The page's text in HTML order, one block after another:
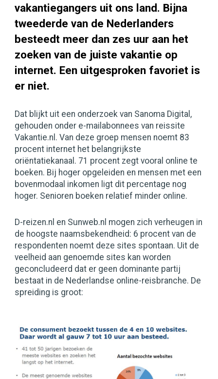
vakantiegangers uit ons land. Bijna
tweederde van de Nederlanders
besteedt meer dan zes uur aan het
zoeken van de juiste vakantie op
internet. Een uitgesproken favoriet is
er niet.
Dat blijkt uit een onderzoek van Sanoma Digital,
gehouden onder e-mailabonnees van reissite
Vakantie.nl. Van deze groep mensen noemt 83
procent internet het belangrijkste
oriëntatiekanaal. 71 procent zegt vooral online te
boeken. Bij hoger opgeleiden en mensen met een
bovenmodaal inkomen ligt dit percentage nog
hoger. Senioren boeken relatief minder online.
D-reizen.nl en Sunweb.nl mogen zich verheugen in
de hoogste naamsbekendheid: 6 procent van de
respondenten noemt deze sites spontaan. Uit de
veelheid aan genoemde sites kan worden
geconcludeerd dat er geen dominante partij
bestaat in de Nederlandse online-reisbranche. De
spreiding is groot: